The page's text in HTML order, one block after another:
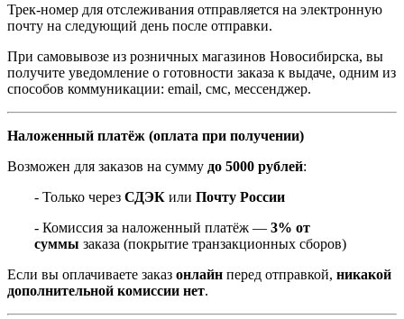
Трек-номер для отслеживания отправляется на электронную
почту на следующий день после отправки.
При самовывозе из розничных магазинов Новосибирска, вы
получите уведомление о готовности заказа к выдаче, одним из
способов коммуникации: email, смс, мессенджер.
Наложенный платёж (оплата при получении)
Возможен для заказов на сумму до 5000 рублей:
- Только через СДЭК или Почту России
- Комиссия за наложенный платёж — 3% от
суммы заказа (покрытие транзакционных сборов)
Если вы оплачиваете заказ онлайн перед отправкой, никакой
дополнительной комиссии нет.